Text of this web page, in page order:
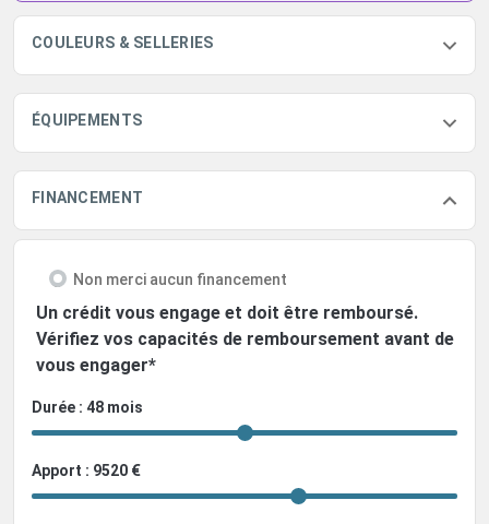
COULEURS & SELLERIES
ÉQUIPEMENTS
FINANCEMENT
Non merci aucun financement
Un crédit vous engage et doit être remboursé.
Vérifiez vos capacités de remboursement avant de
vous engager*
Durée : 48 mois
Apport : 9520 €